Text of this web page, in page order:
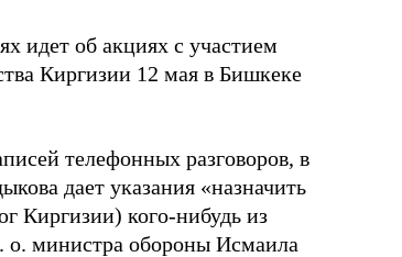
идет об акциях с участием
Киргизии 12 мая в Бишкеке
телефонных разговоров, в
дает указания «назначить
Киргизии) кого-нибудь из
о. министра обороны Исмаила